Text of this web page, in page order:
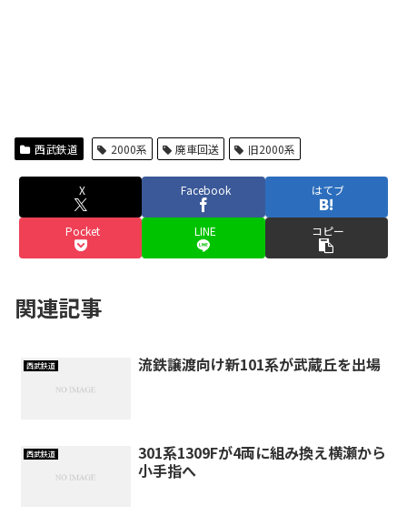
西武鉄道 2000系 廃車回送 旧2000系
X Facebook はてブ
Pocket LINE コピー
関連記事
西武鉄道 流鉄譲渡向け新101系が武蔵丘を出場
西武鉄道
301系1309Fが4両に組み換え横瀬から
小手指へ